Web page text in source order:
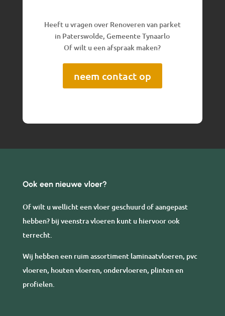
Heeft u vragen over Renoveren van parket
in Paterswolde, Gemeente Tynaarlo
Of wilt u een afspraak maken?
neem contact op
Ook een nieuwe vloer?
Of wilt u wellicht een vloer geschuurd of aangepast
hebben? bij veenstra vloeren kunt u hiervoor ook
terrecht.
Wij hebben een ruim assortiment laminaatvloeren, pvc
vloeren, houten vloeren, ondervloeren, plinten en
profielen.